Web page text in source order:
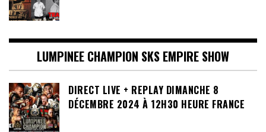
LUMPINEE CHAMPION SKS EMPIRE SHOW
DIRECT LIVE + REPLAY DIMANCHE 8
DÉCEMBRE 2024 À 12H30 HEURE FRANCE